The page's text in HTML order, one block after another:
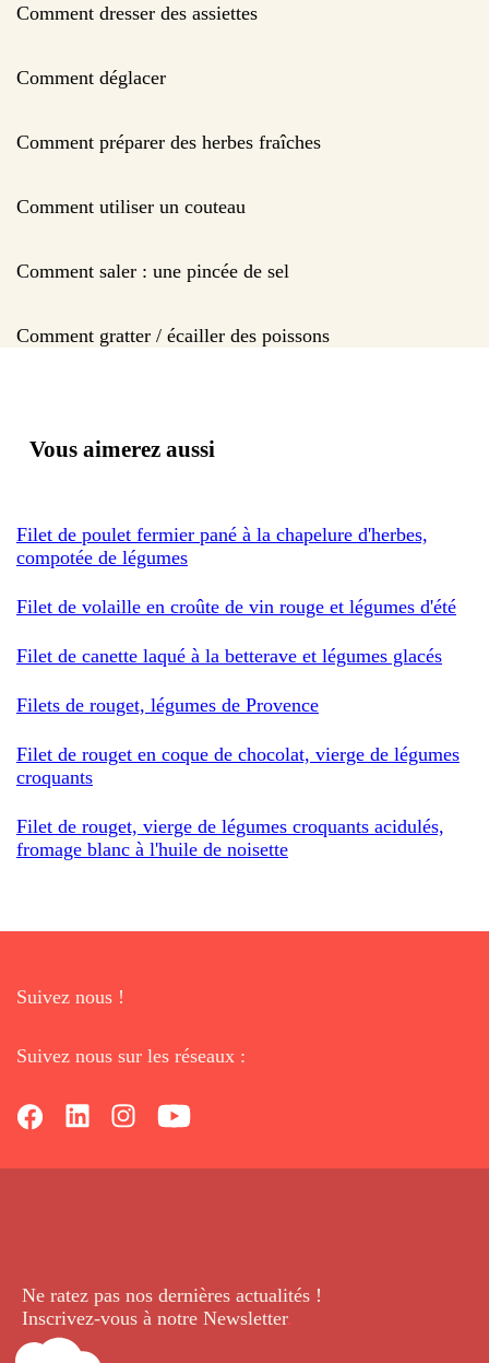
Comment dresser des assiettes
Comment déglacer
Comment préparer des herbes fraîches
Comment utiliser un couteau
Comment saler : une pincée de sel
Comment gratter / écailler des poissons
Vous aimerez aussi
Filet de poulet fermier pané à la chapelure d'herbes,
compotée de légumes
Filet de volaille en croûte de vin rouge et légumes d'été
Filet de canette laqué à la betterave et légumes glacés
Filets de rouget, légumes de Provence
Filet de rouget en coque de chocolat, vierge de légumes
croquants
Filet de rouget, vierge de légumes croquants acidulés,
fromage blanc à l'huile de noisette
Suivez nous !
Suivez nous sur les réseaux :
Ne ratez pas nos dernières actualités !
Inscrivez-vous à notre Newsletter.